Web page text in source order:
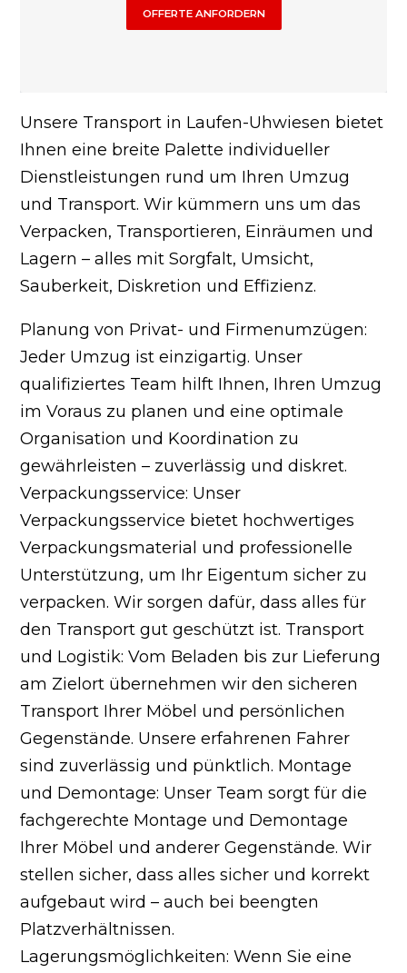
OFFERTE ANFORDERN
Unsere Transport in Laufen-Uhwiesen bietet
Ihnen eine breite Palette individueller
Dienstleistungen rund um Ihren Umzug
und Transport. Wir kümmern uns um das
Verpacken, Transportieren, Einräumen und
Lagern – alles mit Sorgfalt, Umsicht,
Sauberkeit, Diskretion und Effizienz.
Planung von Privat- und Firmenumzügen:
Jeder Umzug ist einzigartig. Unser
qualifiziertes Team hilft Ihnen, Ihren Umzug
im Voraus zu planen und eine optimale
Organisation und Koordination zu
gewährleisten – zuverlässig und diskret.
Verpackungsservice: Unser
Verpackungsservice bietet hochwertiges
Verpackungsmaterial und professionelle
Unterstützung, um Ihr Eigentum sicher zu
verpacken. Wir sorgen dafür, dass alles für
den Transport gut geschützt ist. Transport
und Logistik: Vom Beladen bis zur Lieferung
am Zielort übernehmen wir den sicheren
Transport Ihrer Möbel und persönlichen
Gegenstände. Unsere erfahrenen Fahrer
sind zuverlässig und pünktlich. Montage
und Demontage: Unser Team sorgt für die
fachgerechte Montage und Demontage
Ihrer Möbel und anderer Gegenstände. Wir
stellen sicher, dass alles sicher und korrekt
aufgebaut wird – auch bei beengten
Platzverhältnissen.
Lagerungsmöglichkeiten: Wenn Sie eine